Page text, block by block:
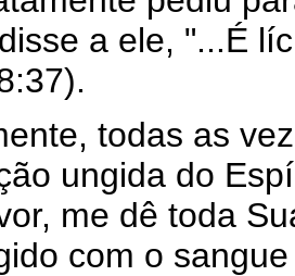
a ele, "...É
todas as
ungida do
me dê toda
com o